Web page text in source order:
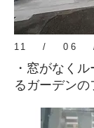
11 / 06 /
・窓がなく
るガーデンの